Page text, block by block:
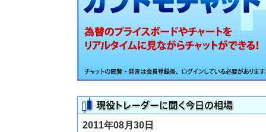
2011年08月30日